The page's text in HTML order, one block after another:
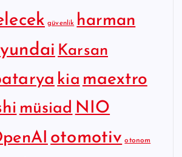
güvenlik
harman
Karsan
kia maextro
müsiad NIO
otomotiv otonom